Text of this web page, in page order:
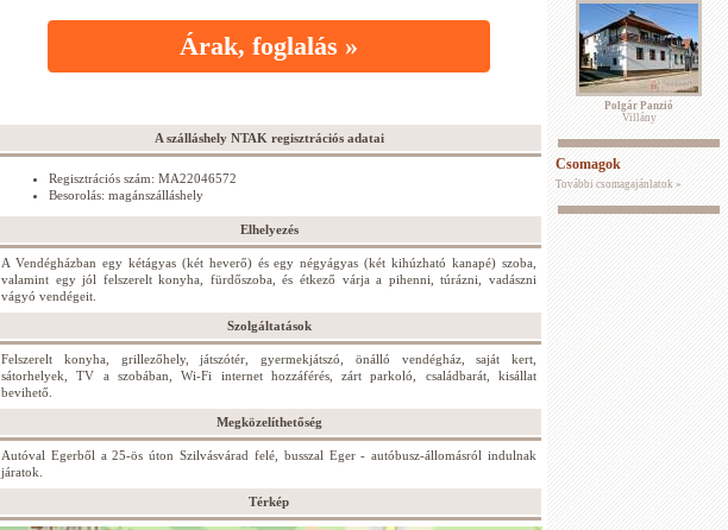
Árak, foglalás »
A szálláshely NTAK regisztrációs adatai
Regisztrációs szám: MA22046572
Besorolás: magánszálláshely
Elhelyezés
A Vendégházban egy kétágyas (két heverő) és egy négyágyas (két kihúzható kanapé) szoba,
valamint egy jól felszerelt konyha, fürdőszoba, és étkező várja a pihenni, túrázni, vadászni
vágyó vendégeit.
Szolgáltatások
Felszerelt konyha, grillezőhely, játszótér, gyermekjátszó, önálló vendégház, saját kert,
sátorhelyek, TV a szobában, Wi-Fi internet hozzáférés, zárt parkoló, családbarát, kisállat
bevihető.
Megközelíthetőség
Autóval Egerből a 25-ös úton Szilvásvárad felé, busszal Eger - autóbusz-állomásról indulnak
járatok.
Térkép
Polgár Panzió
Villány
Csomagok
További csomagajánlatok »